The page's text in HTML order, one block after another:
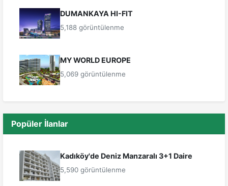
DUMANKAYA HI-FIT
5,188 görüntülenme
MY WORLD EUROPE
5,069 görüntülenme
Popüler İlanlar
Kadıköy'de Deniz Manzaralı 3+1 Daire
5,590 görüntülenme